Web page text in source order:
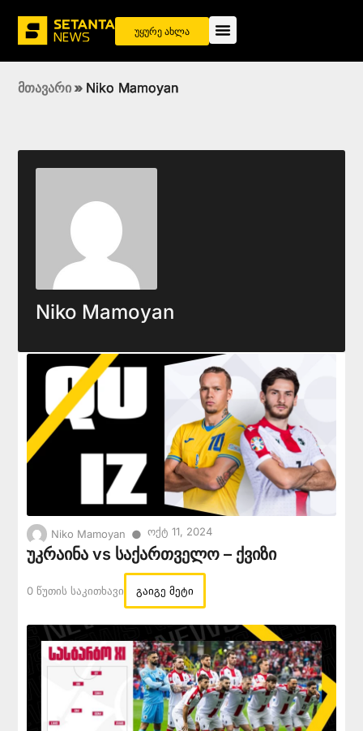
უყურე ახლა
მთავარი » Niko Mamoyan
Niko Mamoyan
Niko Mamoyan ● Ოქტ 11, 2024
უკრაინა vs საქართველო – ქვიზი
0 Წუთის Საკითხავი გაიგე მეტი